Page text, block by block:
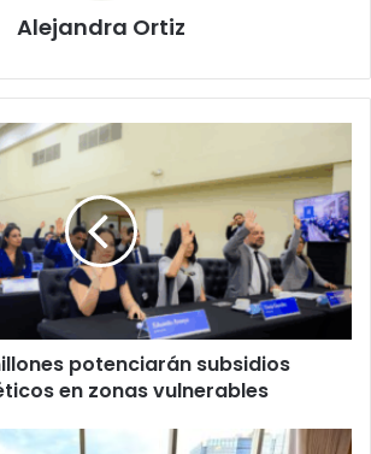
Alejandra Ortiz
potenciarán subsidios
en zonas vulnerables